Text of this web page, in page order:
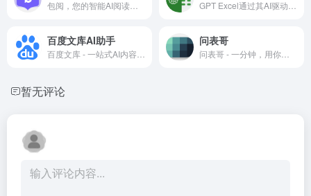
百度文库AI助手 问表哥
暂无评论